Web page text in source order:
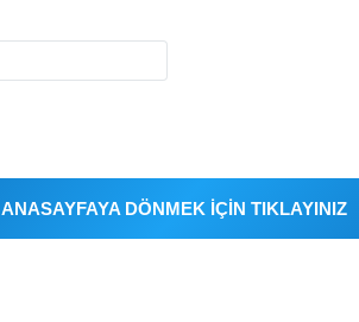
ANASAYFAYA DÖNMEK İÇİN TIKLAYINIZ